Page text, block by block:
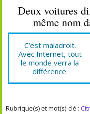
Deux voitures
même nom
C'est maladroit.
Avec Internet, tout
le monde verra la
différence.
Rubrique(s) et mot(s)-clé :